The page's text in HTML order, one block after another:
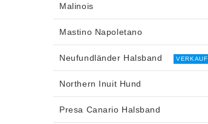
Malinois
Mastino Napoletano
Neufundländer Halsband VERKAUF
Northern Inuit Hund
Presa Canario Halsband